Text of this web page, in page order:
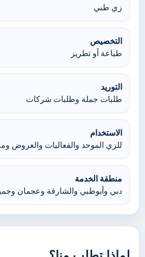
زي طبي
التخصيص
طباعة أو تطريز
التوريد
طلبات جملة وطلبات شركات
الاستخدام
للزي الموحد والفعاليات والعروض
منطقة الخدمة
دبي وأبوظبي والشارقة وعجمان